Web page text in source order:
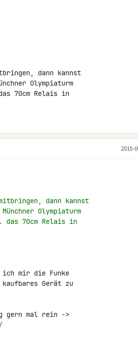
dann kannst
Olympiaturm
70cm Relais in
2015-
dann kannst
Olympiaturm
70cm Relais in
ich mir die Funke
Gerät zu
gern mal rein ->